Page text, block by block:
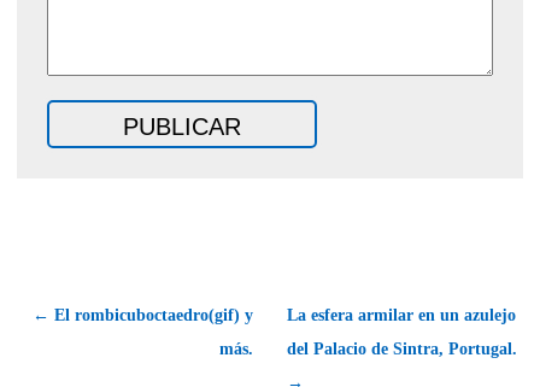
← El rombicuboctaedro(gif) y
más.
La esfera armilar en un azulejo
del Palacio de Sintra, Portugal.
→